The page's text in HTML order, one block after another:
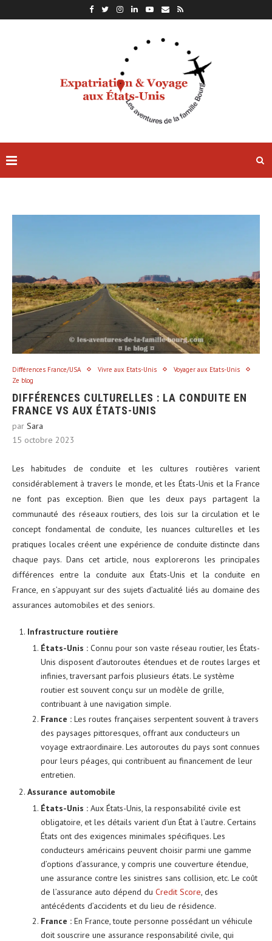
Différences France/USA Vivre aux Etats-Unis
Voyager aux Etats-Unis
Ze blog
DIFFÉRENCES CULTURELLES : LA CONDUITE EN
FRANCE VS AUX ÉTATS-UNIS
par Sara
15 octobre 2023
Les habitudes de conduite et les cultures routières varient
considérablement à travers le monde, et les États-Unis et la France
ne font pas exception. Bien que les deux pays partagent la
communauté des réseaux routiers, des lois sur la circulation et le
concept fondamental de conduite, les nuances culturelles et les
pratiques locales créent une expérience de conduite distincte dans
chaque pays. Dans cet article, nous explorerons les principales
différences entre la conduite aux États-Unis et la conduite en
France, en s’appuyant sur des sujets d’actualité liés au domaine des
assurances automobiles et des seniors.
Infrastructure routière
États-Unis : Connu pour son vaste réseau routier, les États-
Unis disposent d’autoroutes étendues et de routes larges et
infinies, traversant parfois plusieurs états. Le système
routier est souvent conçu sur un modèle de grille,
contribuant à une navigation simple.
France : Les routes françaises serpentent souvent à travers
des paysages pittoresques, offrant aux conducteurs un
voyage extraordinaire. Les autoroutes du pays sont connues
pour leurs péages, qui contribuent au financement de leur
entretien.
Assurance automobile
États-Unis : Aux États-Unis, la responsabilité civile est
obligatoire, et les détails varient d’un État à l’autre. Certains
États ont des exigences minimales spécifiques. Les
conducteurs américains peuvent choisir parmi une gamme
d’options d’assurance, y compris une couverture étendue,
une assurance contre les sinistres sans collision, etc. Le coût
de l’assurance auto dépend du Credit Score, des
antécédents d’accidents et du lieu de résidence.
France : En France, toute personne possédant un véhicule
doit souscrire une assurance responsabilité civile, qui